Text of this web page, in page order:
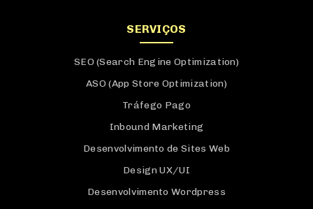
SERVIÇOS
SEO (Search Engine Optimization)
ASO (App Store Optimization)
Tráfego Pago
Inbound Marketing
Desenvolvimento de Sites Web
Design UX/UI
Desenvolvimento Wordpress